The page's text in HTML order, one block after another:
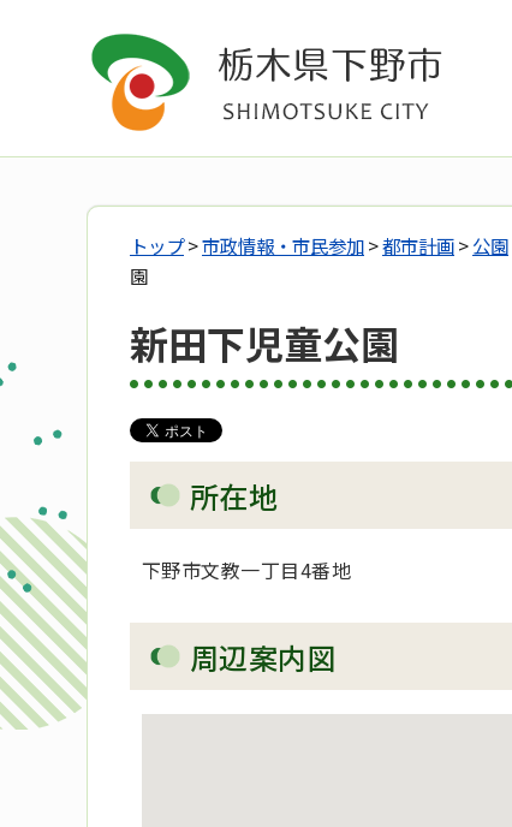
トップ>市政情報・市民参加>都市計画>公園
園
新田下児童公園
所在地
下野市文教一丁目4番地
周辺案内図